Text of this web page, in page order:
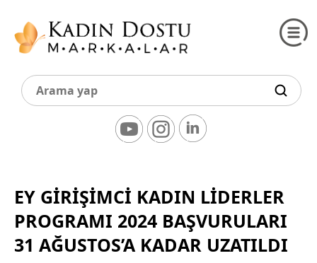
EY GİRİŞİMCİ KADIN LİDERLER
PROGRAMI 2024 BAŞVURULARI
31 AĞUSTOS’A KADAR UZATILDI